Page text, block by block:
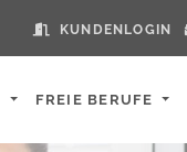
KUNDENLOGIN
FREIE BERUFE